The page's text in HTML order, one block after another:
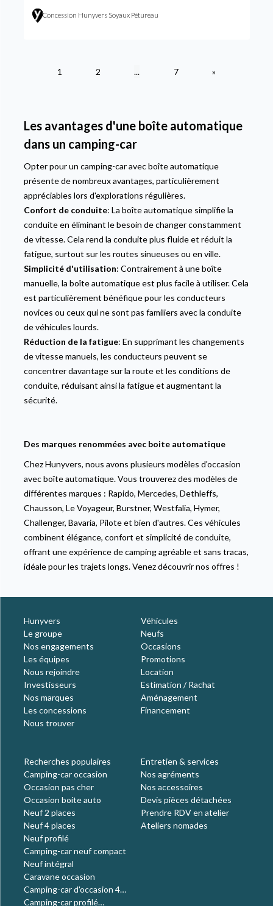
Concession Hunyvers Soyaux Pétureau
1 2 ... 7 »
Les avantages d'une boîte automatique
dans un camping-car
Opter pour un camping-car avec boîte automatique
présente de nombreux avantages, particulièrement
appréciables lors d'explorations régulières.
Confort de conduite: La boîte automatique simplifie la
conduite en éliminant le besoin de changer constamment
de vitesse. Cela rend la conduite plus fluide et réduit la
fatigue, surtout sur les routes sinueuses ou en ville.
Simplicité d'utilisation: Contrairement à une boîte
manuelle, la boîte automatique est plus facile à utiliser. Cela
est particulièrement bénéfique pour les conducteurs
novices ou ceux qui ne sont pas familiers avec la conduite
de véhicules lourds.
Réduction de la fatigue: En supprimant les changements
de vitesse manuels, les conducteurs peuvent se
concentrer davantage sur la route et les conditions de
conduite, réduisant ainsi la fatigue et augmentant la
sécurité.
Des marques renommées avec boite automatique
Chez Hunyvers, nous avons plusieurs modèles d'occasion
avec boîte automatique. Vous trouverez des modèles de
différentes marques : Rapido, Mercedes, Dethleffs,
Chausson, Le Voyageur, Burstner, Westfalia, Hymer,
Challenger, Bavaria, Pilote et bien d'autres. Ces véhicules
combinent élégance, confort et simplicité de conduite,
offrant une expérience de camping agréable et sans tracas,
idéale pour les trajets longs. Venez découvrir nos offres !
Hunyvers
Le groupe
Nos engagements
Les équipes
Nous rejoindre
Investisseurs
Nos marques
Les concessions
Nous trouver
Véhicules
Neufs
Occasions
Promotions
Location
Estimation / Rachat
Aménagement
Financement
Recherches populaires
Camping-car occasion
Occasion pas cher
Occasion boite auto
Neuf 2 places
Neuf 4 places
Neuf profilé
Camping-car neuf compact
Neuf intégral
Caravane occasion
Camping-car d'occasion 4
places
Camping-car profilé
Entretien & services
Nos agréments
Nos accessoires
Devis pièces détachées
Prendre RDV en atelier
Ateliers nomades